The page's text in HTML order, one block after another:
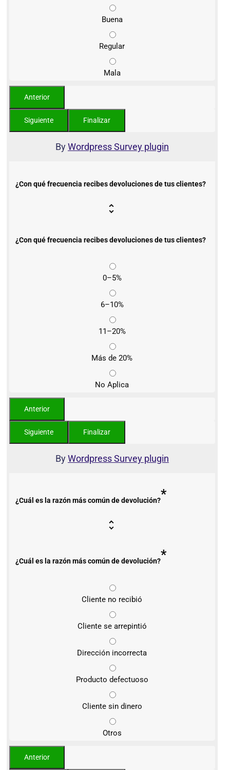
Buena
Regular
Mala
ByWordpress Survey plugin
¿Con qué frecuencia recibes devoluciones de tus clientes?
¿Con qué frecuencia recibes devoluciones de tus clientes?
0–5%
6–10%
11–20%
Más de 20%
No Aplica
ByWordpress Survey plugin
¿Cuál es la razón más común de devolución?*
¿Cuál es la razón más común de devolución?*
Cliente no recibió
Cliente se arrepintió
Dirección incorrecta
Producto defectuoso
Cliente sin dinero
Otros